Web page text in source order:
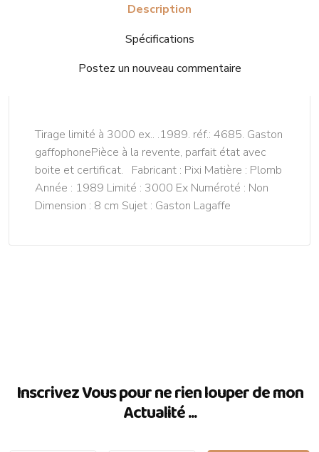
Description
Spécifications
Postez un nouveau commentaire
Tirage limité à 3000 ex.. .1989. réf.: 4685. Gaston
gaffophonePièce à la revente, parfait état avec
boite et certificat. Fabricant : Pixi Matière : Plomb
Année : 1989 Limité : 3000 Ex Numéroté : Non
Dimension : 8 cm Sujet : Gaston Lagaffe
Inscrivez Vous pour ne rien louper de mon
Actualité ...